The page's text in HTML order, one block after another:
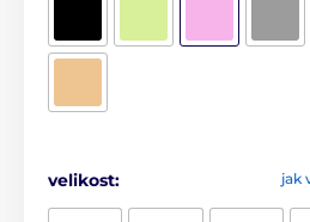
jak
velikost: